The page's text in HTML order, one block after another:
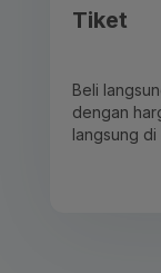
Tiket
Beli
dengan
langsung di